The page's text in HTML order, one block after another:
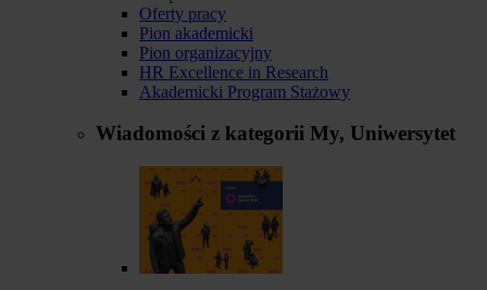
Oferty pracy
Pion akademicki
Pion organizacyjny
HR Excellence in Research
Akademicki Program Stażowy
Wiadomości z kategorii My, Uniwersytet